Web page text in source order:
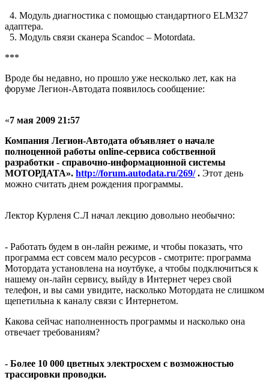
4. Модуль диагностика с помощью стандартного ELM327
адаптера.
5. Модуль связи сканера Scandoc – Motordata.
***
Вроде бы недавно, но прошло уже несколько лет, как на
форуме Легион-Автодата появилось сообщение:
«7 мая 2009 21:57
Компания Легион-Автодата объявляет о начале
полноценной работы online-сервиса собственной
разработки - справочно-информационной системы
МОТОРДАТА». http://forum.autodata.ru/269/ . Этот день
можно считать днем рождения программы.
Лектор Курленя С.Л начал лекцию довольно необычно:
- Работать будем в он-лайн режиме, и чтобы показать, что
программа ест совсем мало ресурсов - смотрите: программа
Мотордата установлена на ноутбуке, а чтобы подключиться к
нашему он-лайн сервису, выйду в Интернет через свой
телефон, и вы сами увидите, насколько Мотордата не слишком
щепетильна к каналу связи с Интернетом.
Какова сейчас наполненность программы и насколько она
отвечает требованиям?
- Более 10 000 цветных электросхем с возможностью
трассировки проводки.